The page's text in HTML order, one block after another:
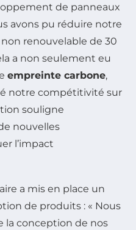
de panneaux
avons pu réduire notre
renouvelable de 30
a non seulement eu
empreinte carbone,
notre compétitivité sur
souligne
nouvelles
l’impact
a mis en place un
de produits : « Nous
la conception de nos